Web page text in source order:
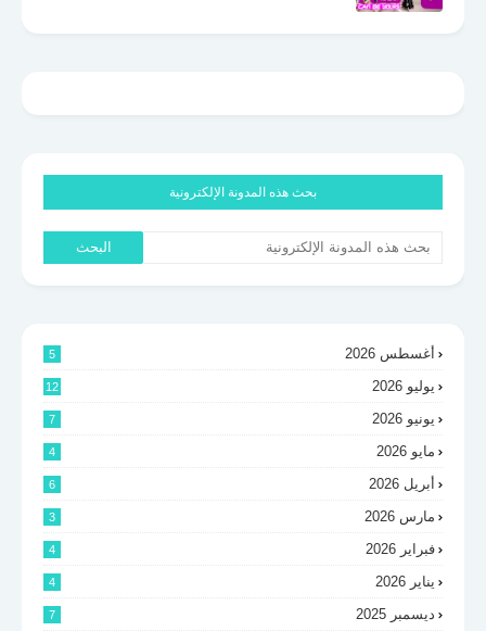
بحث هذه المدونة الإلكترونية
أغسطس 2026 5
يوليو 2026 12
يونيو 2026 7
مايو 2026 4
أبريل 2026 6
مارس 2026 3
فبراير 2026 4
يناير 2026 4
ديسمبر 2025 7